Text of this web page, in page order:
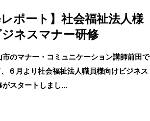
レポート】社会福祉法人様
ネスマナー研修
市のマナー・コミュニケーション講師前田で
６月より社会福祉法人職員様向けビジネス
がスタートしまし...